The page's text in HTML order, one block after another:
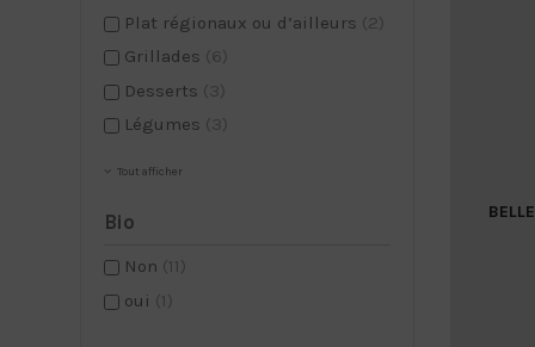
Plat régionaux ou d’ailleurs (2)
Grillades (6)
Desserts (3)
Légumes (3)
Tout afficher
Bio
Non (11)
oui (1)